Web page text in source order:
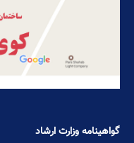
گواهینامه وزارت ارشاد